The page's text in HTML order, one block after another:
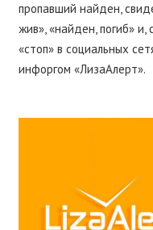
пропавший найден,
жив», «найден, погиб»
«стоп» в социальных
инфоргом «ЛизаАлерт».